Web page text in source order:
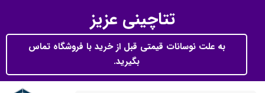
تتاچینی عزیز
به علت نوسانات قیمتی قبل از خرید با فروشگاه تماس
بگیرید.